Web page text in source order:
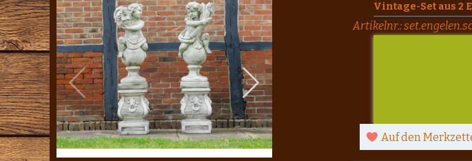
Vintage-Set aus 2
Artikelnr.:
Auf den